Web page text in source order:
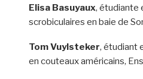
Elisa Basuyaux, étudiante
scrobiculaires en baie de
Tom Vuylsteker, étudiant
en couteaux américains,